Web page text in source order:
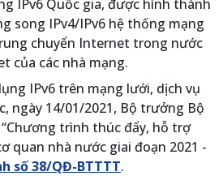
IPv6 Quốc gia, được hình thành
song IPv4/IPv6 hệ thống mạng
chuyển Internet trong nước
của các nhà mạng.
IPv6 trên mạng lưới, dịch vụ
ngày 14/01/2021, Bộ trưởng Bộ
trình thúc đẩy, hỗ trợ
quan nhà nước giai đoạn 2021 -
số 38/QĐ-BTTTT.